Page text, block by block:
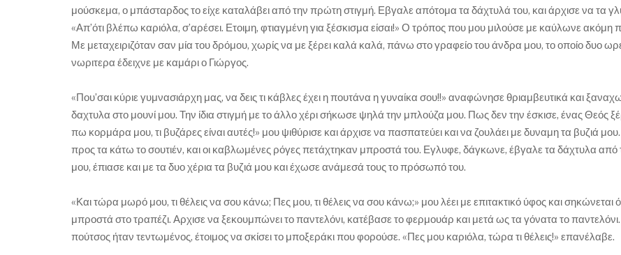
μούσκεμα, ο μπάσταρδος το είχε καταλάβει από την πρώτη στιγμή. Εβγαλε απότομα τα δάχτυλά του, και άρχισε να τα
«Απ’ότι βλέπω καριόλα, σ’αρέσει. Ετοιμη, φτιαγμένη για ξέσκισμα είσαι!» Ο τρόπος που μου μιλούσε με καύλωνε ακόμη
Με μεταχειριζόταν σαν μία του δρόμου, χωρίς να με ξέρει καλά καλά, πάνω στο γραφείο του άνδρα μου, το οποίο δυο
νωριτερα έδειχνε με καμάρι ο Γιώργος.
«Που’σαι κύριε γυμνασιάρχη μας, να δεις τι κάβλες έχει η πουτάνα η γυναίκα σου!!» αναφώνησε θριαμβευτικά και
δαχτυλα στο μουνί μου. Την ίδια στιγμή με το άλλο χέρι σήκωσε ψηλά την μπλούζα μου. Πως δεν την έσκισε, ένας Θεός
πω κορμάρα μου, τι βυζάρες είναι αυτές!» μου ψιθύρισε και άρχισε να πασπατεύει και να ζουλάει με δυναμη τα βυζιά
προς τα κάτω το σουτιέν, και οι καβλωμένες ρόγες πετάχτηκαν μπροστά του. Εγλυφε, δάγκωνε, έβγαλε τα δάχτυλα από
μου, έπιασε και με τα δυο χέρια τα βυζιά μου και έχωσε ανάμεσά τους το πρόσωπό του.
«Και τώρα μωρό μου, τι θέλεις να σου κάνω; Πες μου, τι θέλεις να σου κάνω;» μου λέει με επιτακτικό ύφος και σηκώνεται
μπροστά στο τραπέζι. Αρχισε να ξεκουμπώνει το παντελόνι, κατέβασε το φερμουάρ και μετά ως τα γόνατα το
πούτσος ήταν τεντωμένος, έτοιμος να σκίσει το μποξεράκι που φορούσε. «Πες μου καριόλα, τώρα τι θέλεις!» επανέλαβε.